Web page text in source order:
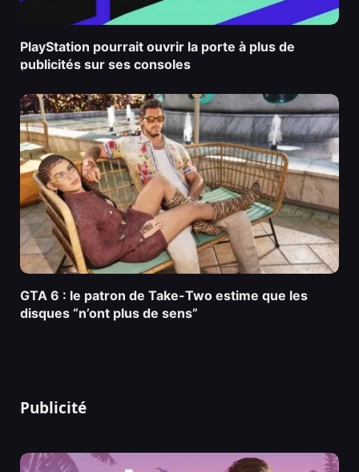
PlayStation pourrait ouvrir la porte à plus de
publicités sur ses consoles
GTA 6 : le patron de Take-Two estime que les
disques “n’ont plus de sens”
Publicité